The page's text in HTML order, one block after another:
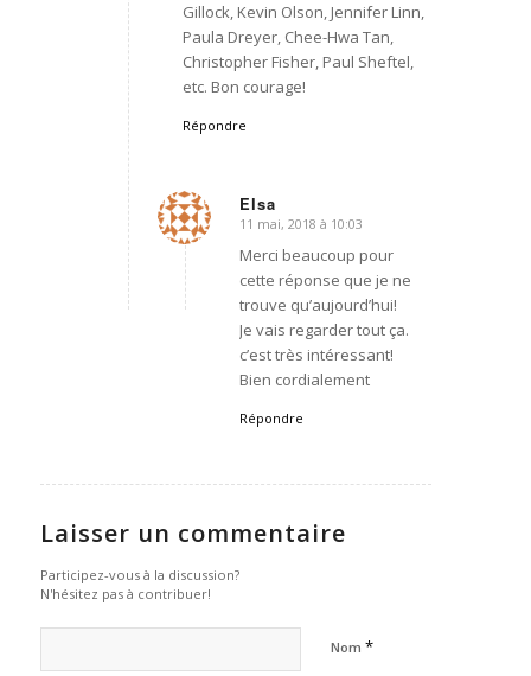
Gillock, Kevin Olson, Jennifer Linn,
Paula Dreyer, Chee-Hwa Tan,
Christopher Fisher, Paul Sheftel,
etc. Bon courage!
Répondre
Elsa
dit
11 mai, 2018 à 10:03
Merci beaucoup pour
cette réponse que je ne
trouve qu’aujourd’hui!
Je vais regarder tout ça.
c’est très intéressant!
Bien cordialement
Répondre
Laisser un commentaire
Participez-vous à la discussion?
N'hésitez pas à contribuer!
Nom *